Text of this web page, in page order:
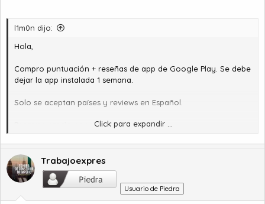
l1m0n dijo:
Hola,
Compro puntuación + reseñas de app de Google Play. Se debe
dejar la app instalada 1 semana.
Solo se aceptan países y reviews en Español.
Pasarme precio por privado. Gracias.
S2,
Click para expandir ...
Trabajoexpres
Usuario de Piedra